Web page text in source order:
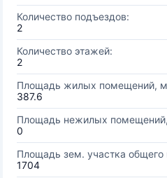
Количество подъездов:
2
Количество этажей:
2
Площадь жилых помещений,
387.6
Площадь нежилых
0
Площадь зем. участка
1704